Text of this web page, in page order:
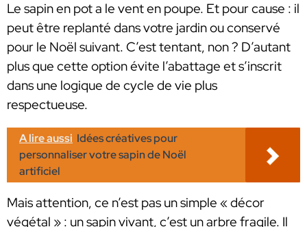
Le sapin en pot a le vent en poupe. Et pour cause : il
peut être replanté dans votre jardin ou conservé
pour le Noël suivant. C’est tentant, non ? D’autant
plus que cette option évite l’abattage et s’inscrit
dans une logique de cycle de vie plus
respectueuse.
A lire aussi Idées créatives pour
personnaliser votre sapin de Noël
artificiel
Mais attention, ce n’est pas un simple « décor
végétal » : un sapin vivant, c’est un arbre fragile. Il